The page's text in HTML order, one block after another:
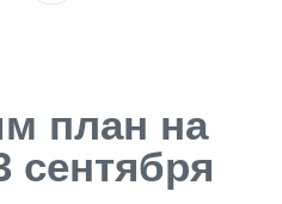
план на
сентября